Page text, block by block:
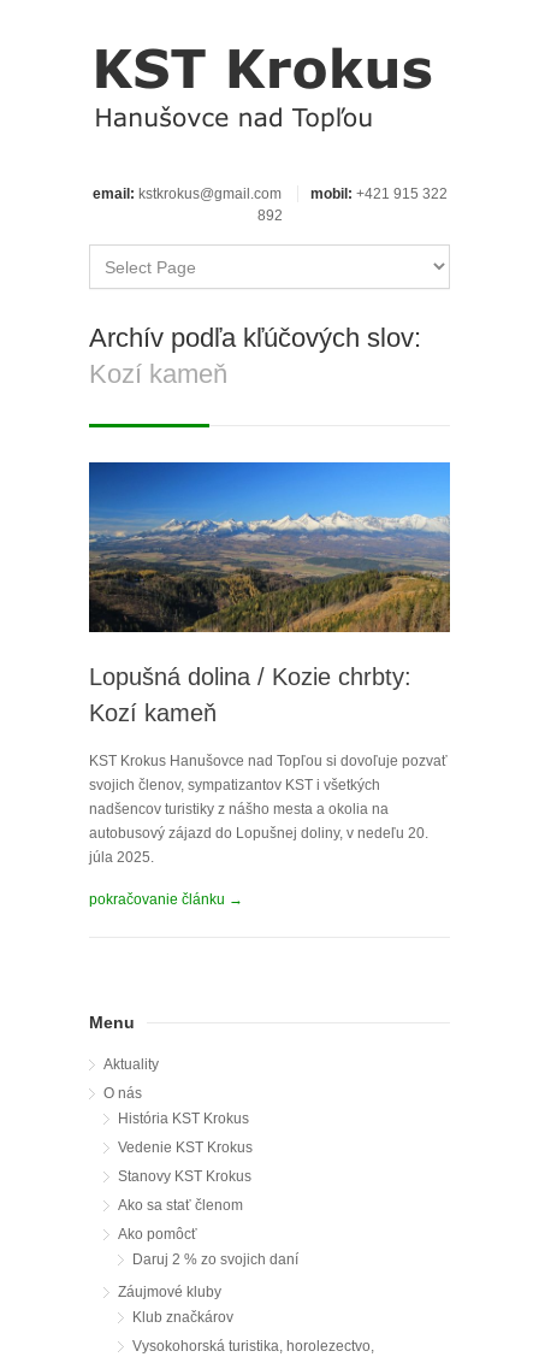
email: kstkrokus@gmail.com mobil: +421 915 322
892
Archív podľa kľúčových slov:
Kozí kameň
Lopušná dolina / Kozie chrbty:
Kozí kameň
KST Krokus Hanušovce nad Topľou si dovoľuje pozvať
svojich členov, sympatizantov KST i všetkých
nadšencov turistiky z nášho mesta a okolia na
autobusový zájazd do Lopušnej doliny, v nedeľu 20.
júla 2025.
pokračovanie článku →
Menu
Aktuality
O nás
História KST Krokus
Vedenie KST Krokus
Stanovy KST Krokus
Ako sa stať členom
Ako pomôcť
Daruj 2 % zo svojich daní
Záujmové kluby
Klub značkárov
Vysokohorská turistika, horolezectvo,